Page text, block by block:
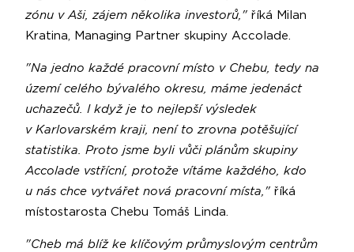
zónu v Aši, zájem několika investorů," říká Milan
Kratina, Managing Partner skupiny Accolade.
"Na jedno každé pracovní místo v Chebu, tedy na
území celého bývalého okresu, máme jedenáct
uchazečů. I když je to nejlepší výsledek
v Karlovarském kraji, není to zrovna potěšující
statistika. Proto jsme byli vůči plánům skupiny
Accolade vstřícní, protože vítáme každého, kdo
u nás chce vytvářet nová pracovní místa," říká
místostarosta Chebu Tomáš Linda.
"Cheb má blíž ke klíčovým průmyslovým centrům